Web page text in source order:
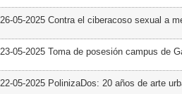
26-05-2025 Contra el ciberacoso sexual a
23-05-2025 Toma de posesión campus de
22-05-2025 PolinizaDos: 20 años de arte